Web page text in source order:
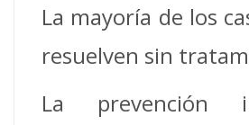
La mayoría de los
resuelven sin
La prevención